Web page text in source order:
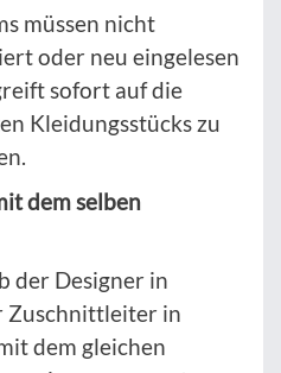
müssen nicht
oder neu eingelesen
sofort auf die
Kleidungsstücks zu
dem selben
der Designer in
Zuschnittleiter in
dem gleichen